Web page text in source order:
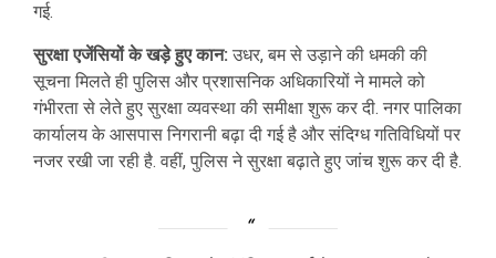
गई.
सुरक्षा एजेंसियों के खड़े हुए कान: उधर, बम से उड़ाने की धमकी की
सूचना मिलते ही पुलिस और प्रशासनिक अधिकारियों ने मामले को
गंभीरता से लेते हुए सुरक्षा व्यवस्था की समीक्षा शुरू कर दी. नगर पालिका
कार्यालय के आसपास निगरानी बढ़ा दी गई है और संदिग्ध गतिविधियों पर
नजर रखी जा रही है. वहीं, पुलिस ने सुरक्षा बढ़ाते हुए जांच शुरू कर दी है.